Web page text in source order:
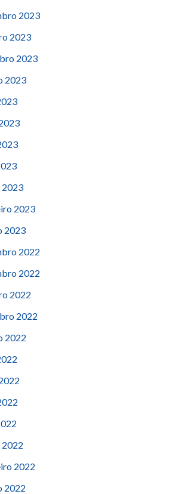
2023
2023
2023
2023
2023
2023
2023
2022
2022
2022
2022
2022
2022
2022
2022